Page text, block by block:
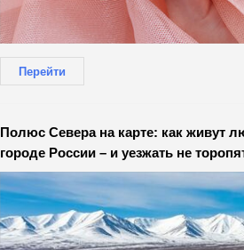
Перейти
Полюс Севера на карте: как живут
городе России – и уезжать не